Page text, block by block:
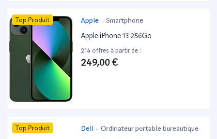
Top Produit Apple - Smartphone
Apple iPhone 13 256Go
214 offres à partir de :
249,00 €
Top Produit Dell - Ordinateur portable bureautique